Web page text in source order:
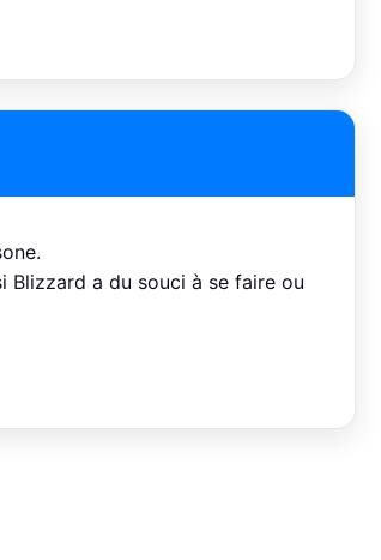
Blizzard a du souci à se faire ou